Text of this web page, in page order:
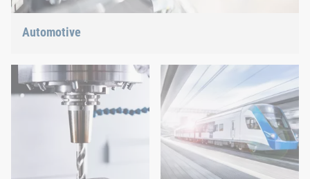
Automotive
richtige Antwort auf die aktuellen Trends.